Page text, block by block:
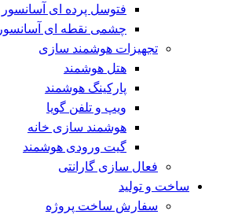
فتوسل پرده ای آسانسور
چشمی نقطه ای آسانسور
تجهیزات هوشمند سازی
هتل هوشمند
پارکینگ هوشمند
ویپ و تلفن گویا
هوشمند سازی خانه
گیت ورودی هوشمند
فعال سازی گارانتی
ساخت و تولید
سفارش ساخت پروژه